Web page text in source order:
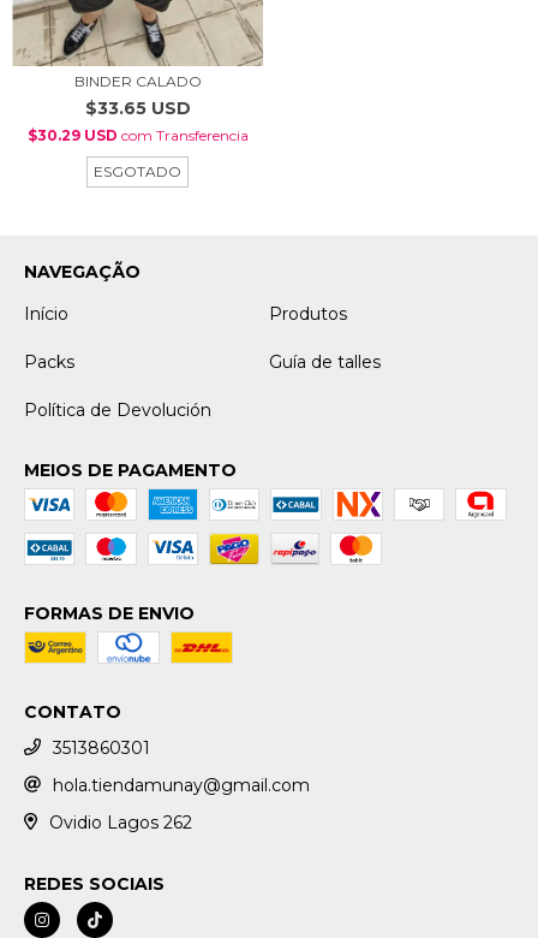
BINDER CALADO
$33.65 USD
$30.29 USD com Transferencia
ESGOTADO
NAVEGAÇÃO
Início
Produtos
Packs Guía de talles
Política de Devolución
MEIOS DE PAGAMENTO
FORMAS DE ENVIO
CONTATO
3513860301
hola.tiendamunay@gmail.com
Ovidio Lagos 262
REDES SOCIAIS